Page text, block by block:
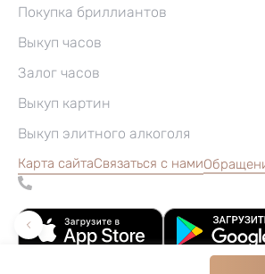
Покупка бриллиантов
Выкуп часов
Залог часов
Выкуп картин
Выкуп элитного алкоголя
Карта сайтаСвязаться с нами